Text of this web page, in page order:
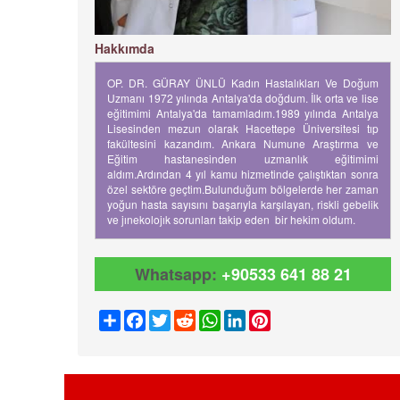
Hakkımda
OP. DR. GÜRAY ÜNLÜ Kadın Hastalıkları Ve Doğum
Uzmanı 1972 yılında Antalya'da doğdum. İlk orta ve lise
eğitimimi Antalya'da tamamladım.1989 yılında Antalya
Lisesinden mezun olarak Hacettepe Üniversitesi tıp
fakültesini kazandım. Ankara Numune Araştırma ve
Eğitim hastanesinden uzmanlık eğitimimi
aldım.Ardından 4 yıl kamu hizmetinde çalıştıktan sonra
özel sektöre geçtim.Bulunduğum bölgelerde her zaman
yoğun hasta sayısını başarıyla karşılayan, riskli gebelik
ve jınekolojık sorunları takip eden bir hekim oldum.
Whatsapp: +90533 641 88 21
ShareFacebook
TwitterRedditWhatsApp
LinkedIn